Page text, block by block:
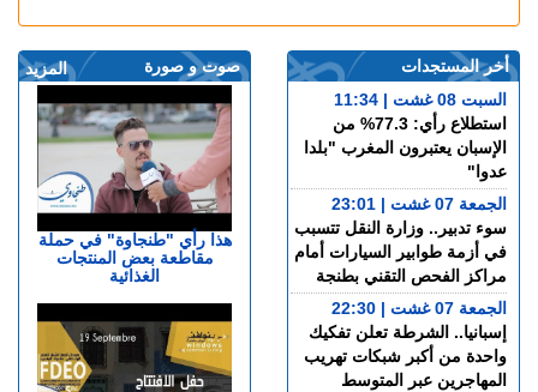
المزيد صوت و صورة
هذا رأي "طنجاوة" في حملة
مقاطعة بعض المنتجات
الغذائية
أخر المستجدات
السبت 08 غشت | 11:34
استطلاع رأي: 77.3% من
الإسبان يعتبرون المغرب "بلدا
عدوا"
الجمعة 07 غشت | 23:01
سوء تدبير.. وزارة النقل تتسبب
في أزمة طوابير السيارات أمام
مراكز الفحص التقني بطنجة
الجمعة 07 غشت | 22:30
إسبانيا.. الشرطة تعلن تفكيك
واحدة من أكبر شبكات تهريب
المهاجرين عبر المتوسط